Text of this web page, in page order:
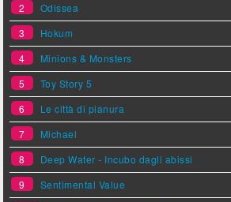
2
Odissea
3
Hokum
4
Minions & Monsters
5
Toy Story 5
6
Le città di pianura
7
Michael
8
Deep Water - Incubo dagli abissi
9
Sentimental Value